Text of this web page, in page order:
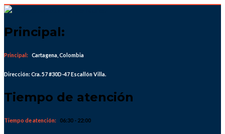
Skip
content
Principal:
Principal: Cartagena, Colombia
Dirección: Cra. 57 #30D-47 Escallón Villa.
Tiempo de atención
Tiempo de atención: 06:30 - 22:00